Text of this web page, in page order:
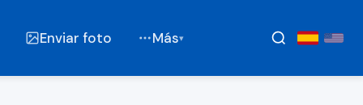
Enviar foto Más▾